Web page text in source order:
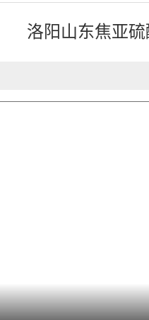
洛阳山东焦亚